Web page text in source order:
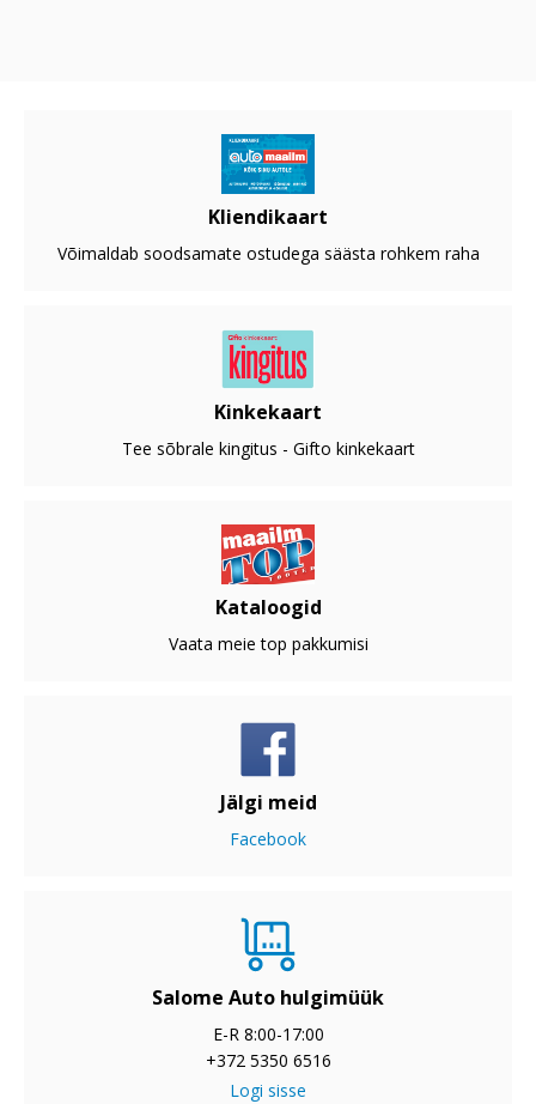
Kliendikaart
Võimaldab soodsamate ostudega säästa rohkem raha
Kinkekaart
Tee sõbrale kingitus - Gifto kinkekaart
Kataloogid
Vaata meie top pakkumisi
Jälgi meid
Facebook
Salome Auto hulgimüük
E-R 8:00-17:00
+372 5350 6516
Logi sisse